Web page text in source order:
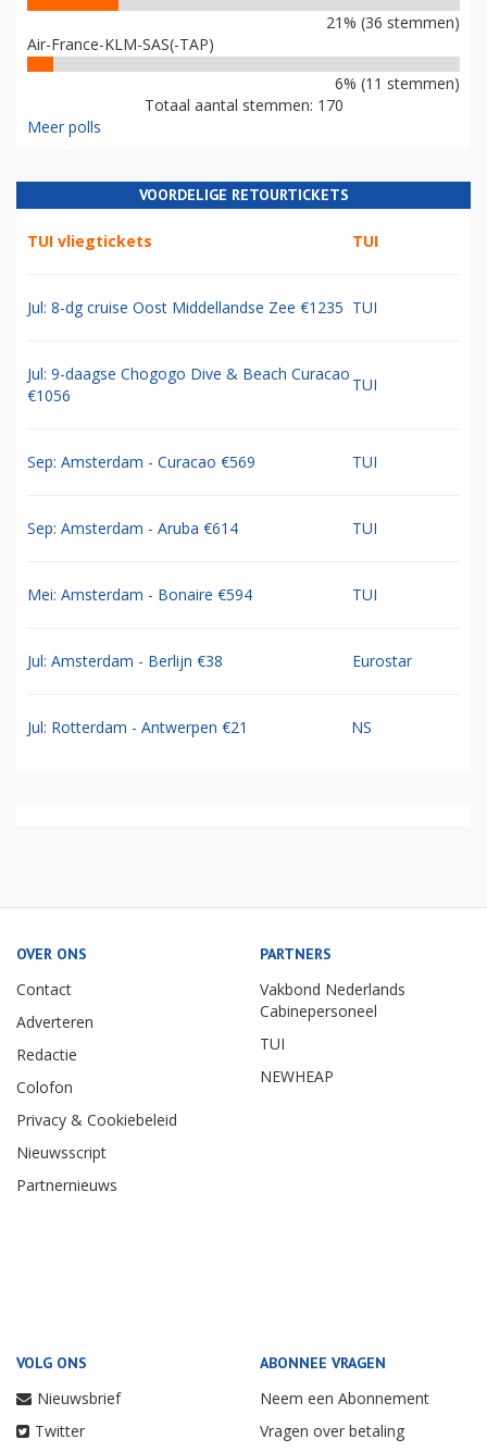
21% (36 stemmen)
Air-France-KLM-SAS(-TAP)
6% (11 stemmen)
Totaal aantal stemmen: 170
Meer polls
VOORDELIGE RETOURTICKETS
TUI vliegtickets TUI
Jul: 8-dg cruise Oost Middellandse Zee €1235 TUI
Jul: 9-daagse Chogogo Dive & Beach Curacao
€1056
TUI
Sep: Amsterdam - Curacao €569 TUI
Sep: Amsterdam - Aruba €614 TUI
Mei: Amsterdam - Bonaire €594 TUI
Jul: Amsterdam - Berlijn €38 Eurostar
Jul: Rotterdam - Antwerpen €21 NS
OVER ONS
Contact
Adverteren
Redactie
Colofon
Privacy & Cookiebeleid
Nieuwsscript
Partnernieuws
PARTNERS
Vakbond Nederlands
Cabinepersoneel
TUI
NEWHEAP
VOLG ONS
Nieuwsbrief
Twitter
ABONNEE VRAGEN
Neem een Abonnement
Vragen over betaling